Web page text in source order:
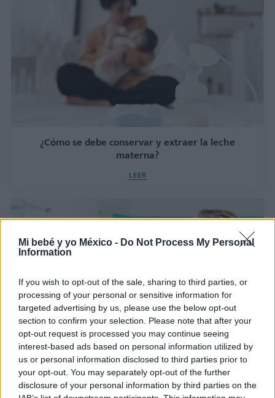
Mi bebé y yo México - Do Not Process My Personal
Information
If you wish to opt-out of the sale, sharing to third parties, or
processing of your personal or sensitive information for
targeted advertising by us, please use the below opt-out
section to confirm your selection. Please note that after your
opt-out request is processed you may continue seeing
interest-based ads based on personal information utilized by
us or personal information disclosed to third parties prior to
your opt-out. You may separately opt-out of the further
disclosure of your personal information by third parties on the
¿Cómo se debe conservar y extraer la leche
materna?
LEER
Cómo amamantar a tu bebé prematuro con
confianza
LEER